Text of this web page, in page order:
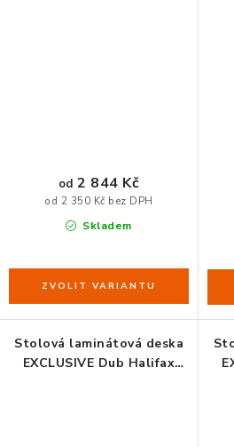
Skladem
od 2 350 Kč bez DPH
od 2 844 Kč
Stolová laminátová deska
EXCLUSIVE Dub Halifax